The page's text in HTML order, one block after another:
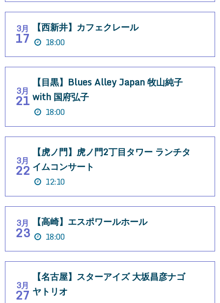
3月
17
【西新井】カフェクレール
18:00
3月
21
【目黒】Blues Alley Japan 牧山純子
with 国府弘子
18:00
3月
22
【虎ノ門】虎ノ門2丁目タワー ランチタ
イムコンサート
12:10
3月
23
【高崎】エスポワールホール
18:00
3月
27
【名古屋】スターアイズ 大坂昌彦ナゴ
ヤトリオ